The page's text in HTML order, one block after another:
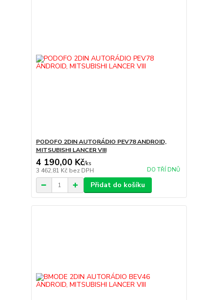
PODOFO 2DIN AUTORÁDIO PEV78 ANDROID,
MITSUBISHI LANCER VIII
4 190,00 Kč/ks
3 462,81 Kč bez DPH DO TŘÍ DNŮ
Přidat do košíku